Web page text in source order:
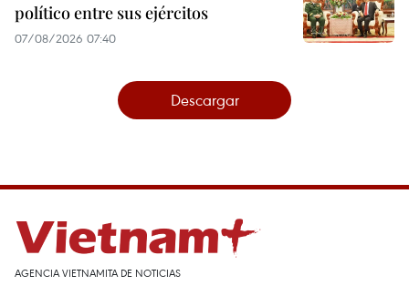
político entre sus ejércitos
07/08/2026 07:40
Descargar
AGENCIA VIETNAMITA DE NOTICIAS